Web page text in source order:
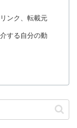
ンク、転載元
する自分の動